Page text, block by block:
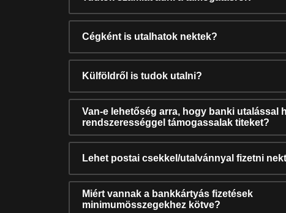
Cégként is utalhatok nektek?
Külföldről is tudok utalni?
Van-e lehetőség arra, hogy banki utalással
rendszerességgel támogassalak titeket?
Lehet postai csekkel/utalvánnyal fizetni
Miért vannak a bankkártyás fizetések
minimumösszegekhez kötve?